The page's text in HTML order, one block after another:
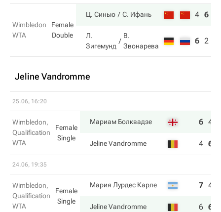
Wimbledon
WTA
Female
Double
Ц. Синью С. Ифань 4 6
Л.
Зигемунд
В.
Звонарева
6 2
Jeline Vandromme
25.06, 16:20
Wimbledon,
Qualification
WTA
Female
Single
Мариам Болквадзе 6 4
Jeline Vandromme 4 6
24.06, 19:35
Wimbledon,
Qualification
WTA
Female
Single
Мария Лурдес Карле 7 4
Jeline Vandromme 6 6